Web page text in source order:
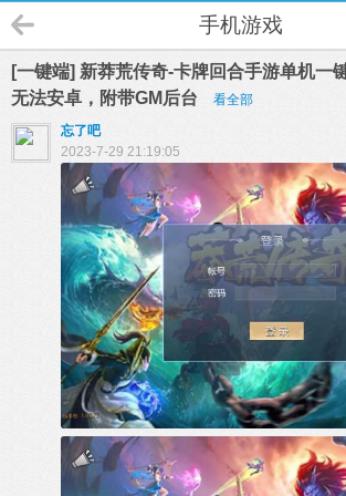
手机游戏
[一键端] 新莽荒传奇-卡牌回合手游单机一
无法安卓，附带GM后台
看全部
忘了吧
2023-7-29 21:19:05